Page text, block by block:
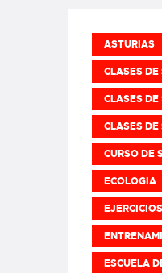
ASTURIAS
CLASES DE
CLASES
CLASES
CURSO DE
ECOLOGIA
ESCUELA